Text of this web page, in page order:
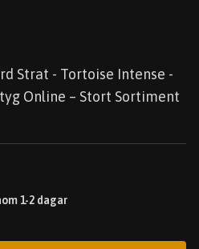
Strat - Tortoise Intense -
Online – Stort Sortiment
1-2 dagar